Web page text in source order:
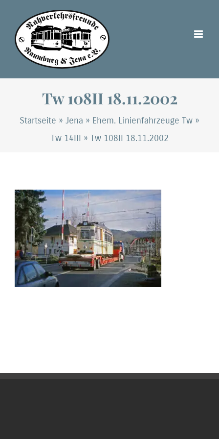
Inhalt
springen
Tw 108II 18.11.2002
Startseite » Jena » Ehem. Linienfahrzeuge Tw »
Tw 14III » Tw 108II 18.11.2002